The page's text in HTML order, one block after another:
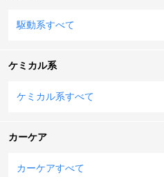
駆動系すべて
ケミカル系
ケミカル系すべて
カーケア
カーケアすべて